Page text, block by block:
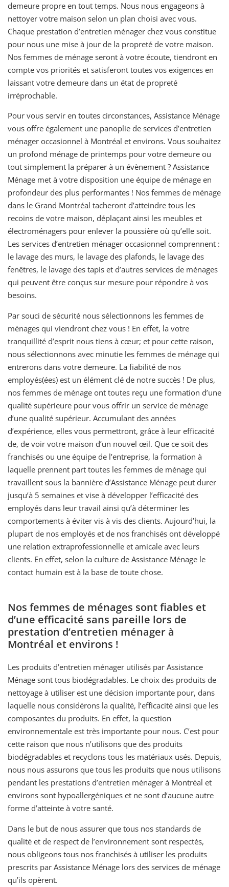
demeure propre en tout temps. Nous nous engageons à
nettoyer votre maison selon un plan choisi avec vous.
Chaque prestation d’entretien ménager chez vous constitue
pour nous une mise à jour de la propreté de votre maison.
Nos femmes de ménage seront à votre écoute, tiendront en
compte vos priorités et satisferont toutes vos exigences en
laissant votre demeure dans un état de propreté
irréprochable.
Pour vous servir en toutes circonstances, Assistance Ménage
vous offre également une panoplie de services d’entretien
ménager occasionnel à Montréal et environs. Vous souhaitez
un profond ménage de printemps pour votre demeure ou
tout simplement la préparer à un évènement ? Assistance
Ménage met à votre disposition une équipe de ménage en
profondeur des plus performantes ! Nos femmes de ménage
dans le Grand Montréal tacheront d’atteindre tous les
recoins de votre maison, déplaçant ainsi les meubles et
électroménagers pour enlever la poussière où qu’elle soit.
Les services d’entretien ménager occasionnel comprennent :
le lavage des murs, le lavage des plafonds, le lavage des
fenêtres, le lavage des tapis et d’autres services de ménages
qui peuvent être conçus sur mesure pour répondre à vos
besoins.
Par souci de sécurité nous sélectionnons les femmes de
ménages qui viendront chez vous ! En effet, la votre
tranquillité d’esprit nous tiens à cœur; et pour cette raison,
nous sélectionnons avec minutie les femmes de ménage qui
entrerons dans votre demeure. La fiabilité de nos
employés(ées) est un élément clé de notre succès ! De plus,
nos femmes de ménage ont toutes reçu une formation d’une
qualité supérieure pour vous offrir un service de ménage
d’une qualité supérieur. Accumulant des années
d’expérience, elles vous permettront, grâce à leur efficacité
de, de voir votre maison d’un nouvel œil. Que ce soit des
franchisés ou une équipe de l’entreprise, la formation à
laquelle prennent part toutes les femmes de ménage qui
travaillent sous la bannière d’Assistance Ménage peut durer
jusqu’à 5 semaines et vise à développer l’efficacité des
employés dans leur travail ainsi qu’à déterminer les
comportements à éviter vis à vis des clients. Aujourd’hui, la
plupart de nos employés et de nos franchisés ont développé
une relation extraprofessionnelle et amicale avec leurs
clients. En effet, selon la culture de Assistance Ménage le
contact humain est à la base de toute chose.
Nos femmes de ménages sont fiables et
d’une efficacité sans pareille lors de
prestation d’entretien ménager à
Montréal et environs !
Les produits d’entretien ménager utilisés par Assistance
Ménage sont tous biodégradables. Le choix des produits de
nettoyage à utiliser est une décision importante pour, dans
laquelle nous considérons la qualité, l’efficacité ainsi que les
composantes du produits. En effet, la question
environnementale est très importante pour nous. C’est pour
cette raison que nous n’utilisons que des produits
biodégradables et recyclons tous les matériaux usés. Depuis,
nous nous assurons que tous les produits que nous utilisons
pendant les prestations d’entretien ménager à Montréal et
environs sont hypoallergéniques et ne sont d’aucune autre
forme d’atteinte à votre santé.
Dans le but de nous assurer que tous nos standards de
qualité et de respect de l’environnement sont respectés,
nous obligeons tous nos franchisés à utiliser les produits
prescrits par Assistance Ménage lors des services de ménage
qu’ils opèrent.